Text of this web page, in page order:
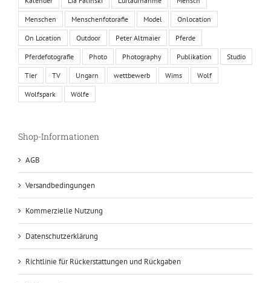
Menschen Menschenfotorafie Model Onlocation
On Location Outdoor Peter Altmaier Pferde
Pferdefotografie Photo Photography Publikation Studio
Tier TV Ungarn wettbewerb Wims Wolf
Wolfspark Wölfe
Shop-Informationen
AGB
Versandbedingungen
Kommerzielle Nutzung
Datenschutzerklärung
Richtlinie für Rückerstattungen und Rückgaben